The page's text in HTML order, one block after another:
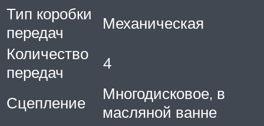
Тип коробки
передач
Механическая
Количество
передач
4
Сцепление
Многодисковое, в
масляной ванне